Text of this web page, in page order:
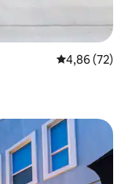
5 üzerinden
4,86 (72)